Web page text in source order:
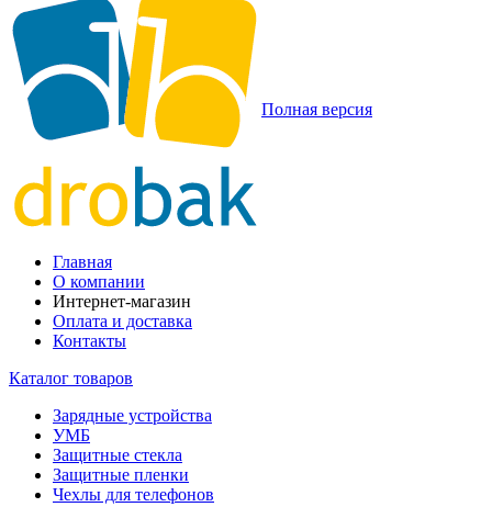
Полная версия
Главная
О компании
Интернет-магазин
Оплата и доставка
Контакты
Каталог товаров
Зарядные устройства
УМБ
Защитные стекла
Защитные пленки
Чехлы для телефонов